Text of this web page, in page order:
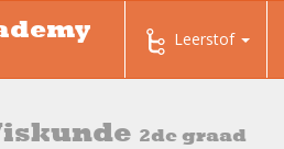
Leerstof
2de graad